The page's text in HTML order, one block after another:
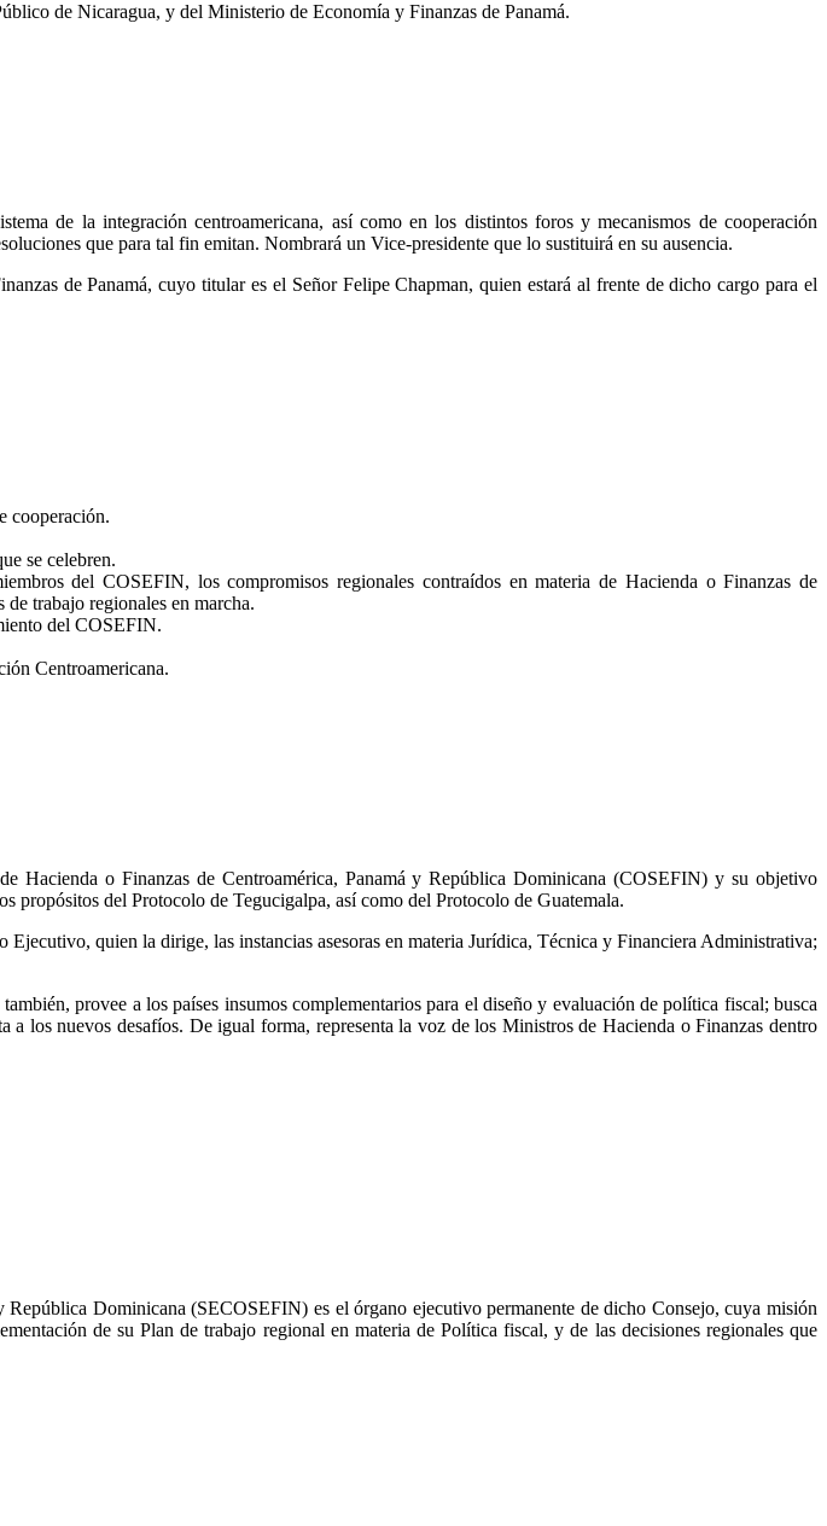
de Nicaragua, y del Ministerio de Economía y Finanzas de Panamá.
de la integración centroamericana, así como en los distintos foros y mecanismos de cooperación
que para tal fin emitan. Nombrará un Vice-presidente que lo sustituirá en su ausencia.
de Panamá, cuyo titular es el Señor Felipe Chapman, quien estará al frente de dicho cargo para el
cooperación.
se celebren.
del COSEFIN, los compromisos regionales contraídos en materia de Hacienda o Finanzas de
trabajo regionales en marcha.
del COSEFIN.
Centroamericana.
Hacienda o Finanzas de Centroamérica, Panamá y República Dominicana (COSEFIN) y su objetivo
del Protocolo de Tegucigalpa, así como del Protocolo de Guatemala.
quien la dirige, las instancias asesoras en materia Jurídica, Técnica y Financiera Administrativa;
provee a los países insumos complementarios para el diseño y evaluación de política fiscal; busca
los nuevos desafíos. De igual forma, representa la voz de los Ministros de Hacienda o Finanzas dentro
Dominicana (SECOSEFIN) es el órgano ejecutivo permanente de dicho Consejo, cuya misión
de su Plan de trabajo regional en materia de Política fiscal, y de las decisiones regionales que